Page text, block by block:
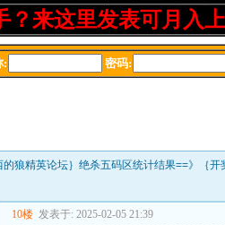
的狼精英论坛｝绝杀五码区统计结果==》｛
10楼 发表于: 2025-02-05 21:39